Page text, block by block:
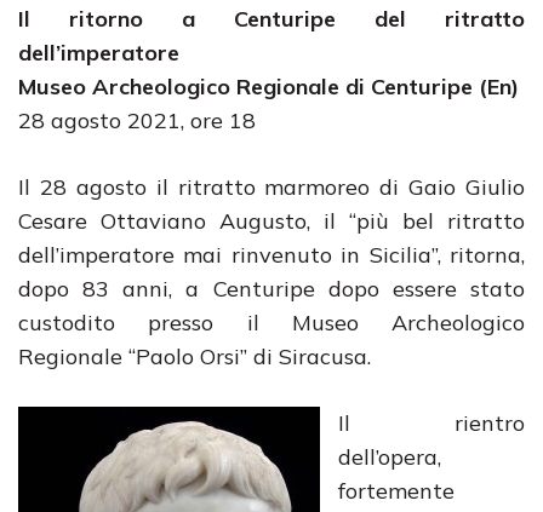
Il ritorno a Centuripe del ritratto
dell’imperatore
Museo Archeologico Regionale di Centuripe (En)
28 agosto 2021, ore 18
Il 28 agosto il ritratto marmoreo di Gaio Giulio
Cesare Ottaviano Augusto, il “più bel ritratto
dell’imperatore mai rinvenuto in Sicilia”, ritorna,
dopo 83 anni, a Centuripe dopo essere stato
custodito presso il Museo Archeologico
Regionale “Paolo Orsi” di Siracusa.
Il rientro
dell’opera,
fortemente